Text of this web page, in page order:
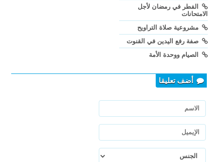
الفطر في رمضان لأجل
الامتحانات
مشروعية صلاة التراويح
صفة رفع اليدين في القنوت
الصيام ووحدة الأمة
أضف تعليقا